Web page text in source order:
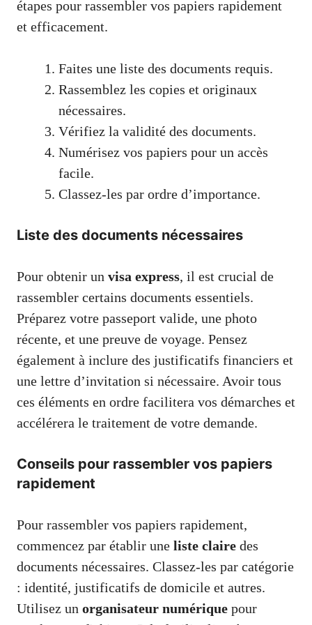
étapes pour rassembler vos papiers rapidement
et efficacement.
Faites une liste des documents requis.
Rassemblez les copies et originaux
nécessaires.
Vérifiez la validité des documents.
Numérisez vos papiers pour un accès
facile.
Classez-les par ordre d’importance.
Liste des documents nécessaires
Pour obtenir un visa express, il est crucial de
rassembler certains documents essentiels.
Préparez votre passeport valide, une photo
récente, et une preuve de voyage. Pensez
également à inclure des justificatifs financiers et
une lettre d’invitation si nécessaire. Avoir tous
ces éléments en ordre facilitera vos démarches et
accélérera le traitement de votre demande.
Conseils pour rassembler vos papiers
rapidement
Pour rassembler vos papiers rapidement,
commencez par établir une liste claire des
documents nécessaires. Classez-les par catégorie
: identité, justificatifs de domicile et autres.
Utilisez un organisateur numérique pour